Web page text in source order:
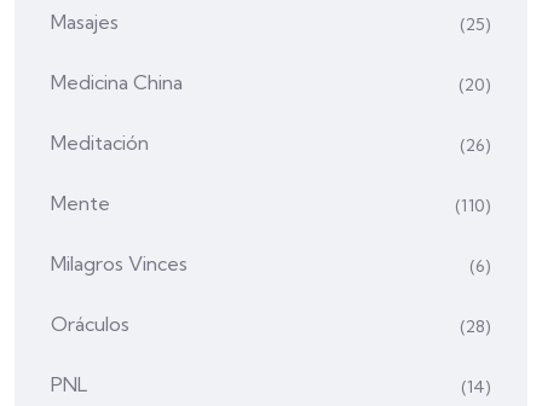
Masajes (25)
Medicina China (20)
Meditación (26)
Mente (110)
Milagros Vinces (6)
Oráculos (28)
PNL (14)